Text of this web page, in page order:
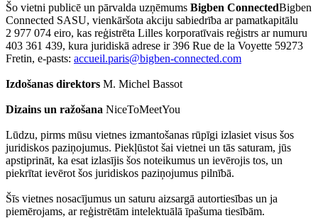
Šo vietni publicē un pārvalda uzņēmums Bigben ConnectedBigben
Connected SASU, vienkāršota akciju sabiedrība ar pamatkapitālu
2 977 074 eiro, kas reģistrēta Lilles korporatīvais reģistrs ar numuru
403 361 439, kura juridiskā adrese ir 396 Rue de la Voyette 59273
Fretin, e-pasts: accueil.paris@bigben-connected.com
Izdošanas direktors M. Michel Bassot
Dizains un ražošana NiceToMeetYou
Lūdzu, pirms mūsu vietnes izmantošanas rūpīgi izlasiet visus šos
juridiskos paziņojumus. Piekļūstot šai vietnei un tās saturam, jūs
apstiprināt, ka esat izlasījis šos noteikumus un ievērojis tos, un
piekrītat ievērot šos juridiskos paziņojumus pilnībā.
Šīs vietnes nosacījumus un saturu aizsargā autortiesības un ja
piemērojams, ar reģistrētām intelektuālā īpašuma tiesībām.